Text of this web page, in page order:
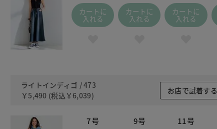
カートに
入れる
カートに
入れる
カートに
入れる
ライトインディゴ / 473
￥5,490 (税込 ￥6,039)
お店で試着する
7号 9号 11号